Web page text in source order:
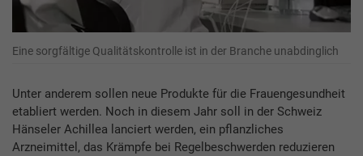
Eine sorgfältige Qualitätskontrolle ist in der Branche unabdinglich
Unter anderem sollen neue Produkte für die Frauengesundheit
etabliert werden. Noch in diesem Jahr soll in der Schweiz
Hänseler Achillea lanciert werden, ein pflanzliches
Arzneimittel, das Krämpfe bei Regelbeschwerden reduzieren